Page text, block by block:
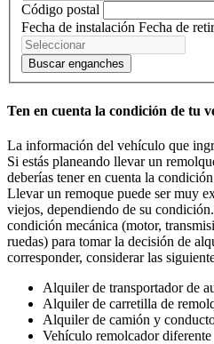
Código postal
Fecha de instalación Fecha de
Buscar enganches
Ten en cuenta la condición de tu
La información del vehículo que
Si estás planeando llevar un
deberías tener en cuenta la
Llevar un remoque puede ser muy
viejos, dependiendo de su
condición mecánica (motor,
ruedas) para tomar la decisión de
corresponder, considerar las
Alquiler de transportador de
Alquiler de carretilla de
Alquiler de camión y
Vehículo remolcador diferente